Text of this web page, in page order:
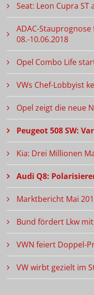
Seat: Leon Cupra
ADAC-
08.-10.06.2018
Opel Combo Life
VWs Chef-Lobbyist
Opel zeigt die neue
Peugeot 508 SW:
Kia: Drei Millionen
Audi Q8:
Marktbericht Mai
Bund fördert Lkw
VWN feiert Doppel-
VW wirbt gezielt im